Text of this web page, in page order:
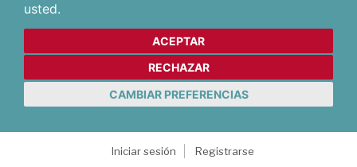
usted.
ACEPTAR
RECHAZAR
CAMBIAR PREFERENCIAS
Iniciar sesión
Registrarse